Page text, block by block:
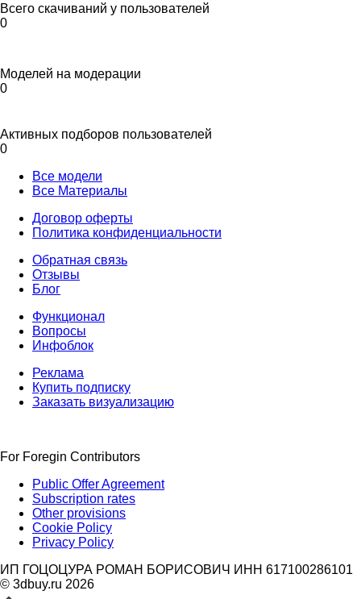
Всего скачиваний у пользователей
0
Моделей на модерации
0
Активных подборов пользователей
0
Все модели
Все Материалы
Договор оферты
Политика конфиденциальности
Обратная связь
Отзывы
Блог
Функционал
Вопросы
Инфоблок
Реклама
Купить подписку
Заказать визуализацию
For Foregin Contributors
Public Offer Agreement
Subscription rates
Other provisions
Cookie Policy
Privacy Policy
ИП ГОЦОЦУРА РОМАН БОРИСОВИЧ ИНН 617100286101
© 3dbuy.ru 2026